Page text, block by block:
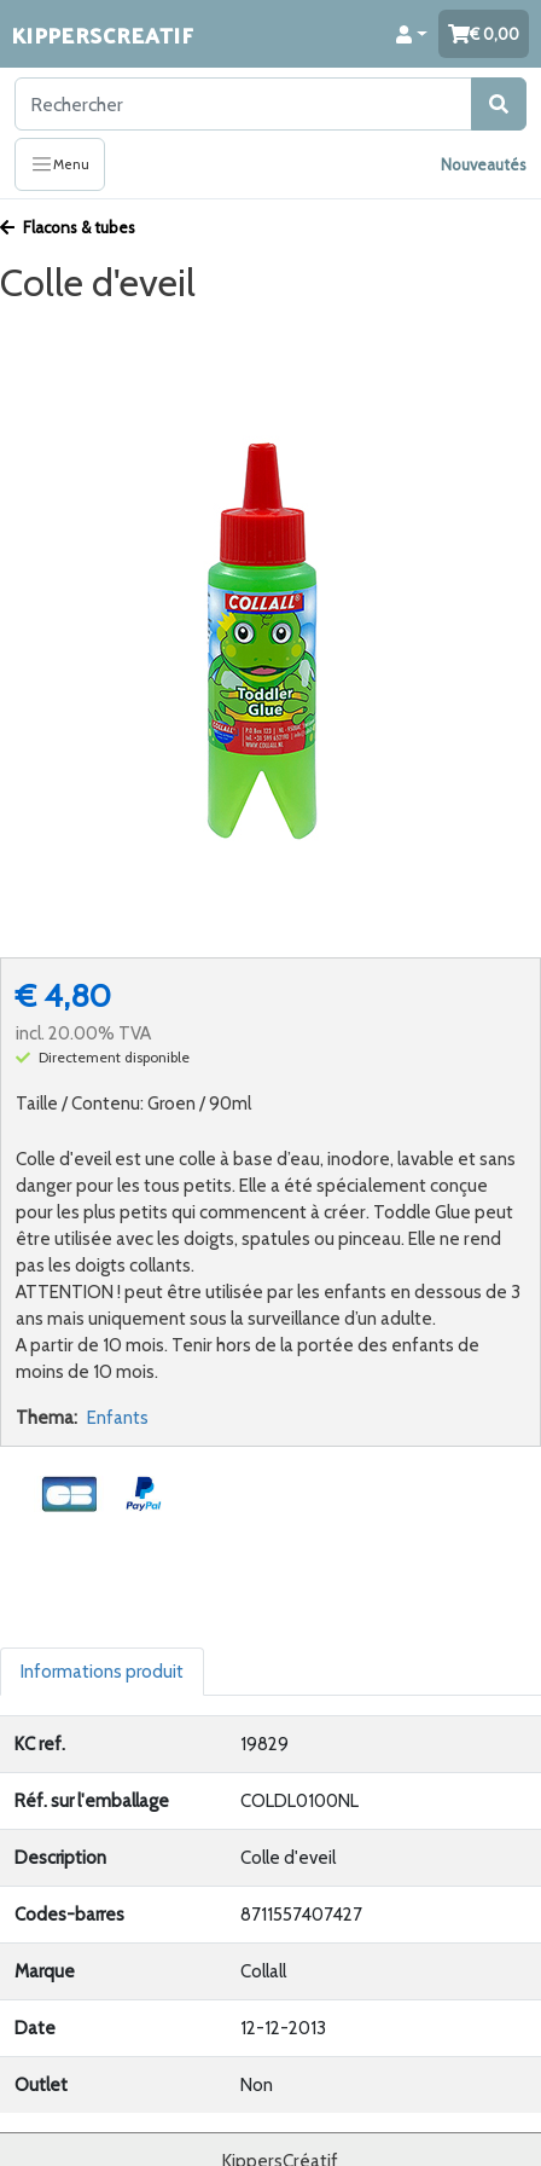
KIPPERSCREATIF 0,00
Menu Nouveautés
Flacons & tubes
Colle d'eveil
Taille / Contenu: Groen / 90ml
€ 4,80
incl. 20.00% TVA
Directement disponible
Colle d'eveil est une colle à base d’eau, inodore, lavable et sans
danger pour les tous petits. Elle a été spécialement conçue
pour les plus petits qui commencent à créer. Toddle Glue peut
être utilisée avec les doigts, spatules ou pinceau. Elle ne rend
pas les doigts collants.
ATTENTION ! peut être utilisée par les enfants en dessous de 3
ans mais uniquement sous la surveillance d’un adulte.
A partir de 10 mois. Tenir hors de la portée des enfants de
moins de 10 mois.
Thema: Enfants
Informations produit
KC ref. 19829
Réf. sur l'emballage COLDL0100NL
Description Colle d'eveil
Codes-barres 8711557407427
Marque Collall
Date 12-12-2013
Outlet Non
KippersCréatif